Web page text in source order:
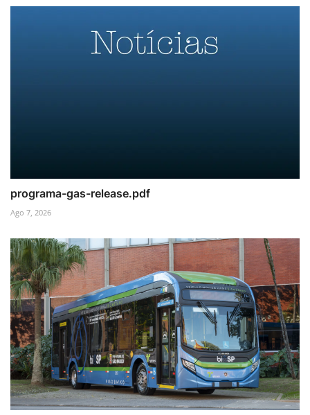
programa-gas-release.pdf
Ago 7, 2026